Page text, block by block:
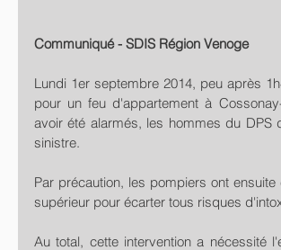
Communiqué - SDIS Région Venoge
Lundi 1er septembre 2014, peu après
pour un feu d'appartement à
avoir été alarmés, les hommes du DPS
sinistre.
Par précaution, les pompiers ont
supérieur pour écarter tous risques
Au total, cette intervention a nécessité